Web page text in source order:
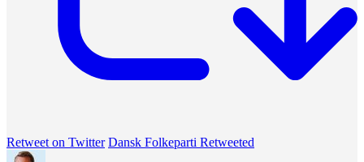
Retweet on Twitter Dansk Folkeparti Retweeted